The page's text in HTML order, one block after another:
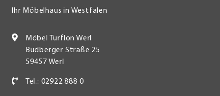
Ihr Möbelhaus in Westfalen
Möbel Turflon Werl
Budberger Straße 25
59457 Werl
Tel.: 02922 888 0